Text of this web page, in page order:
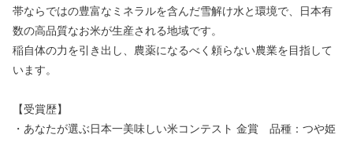
帯ならではの豊富なミネラルを含んだ雪解け水と環境で、日本有
数の高品質なお米が生産される地域です。
稲自体の力を引き出し、農薬になるべく頼らない農業を目指して
います。
【受賞歴】
・あなたが選ぶ日本一美味しい米コンテスト 金賞 品種：つや姫